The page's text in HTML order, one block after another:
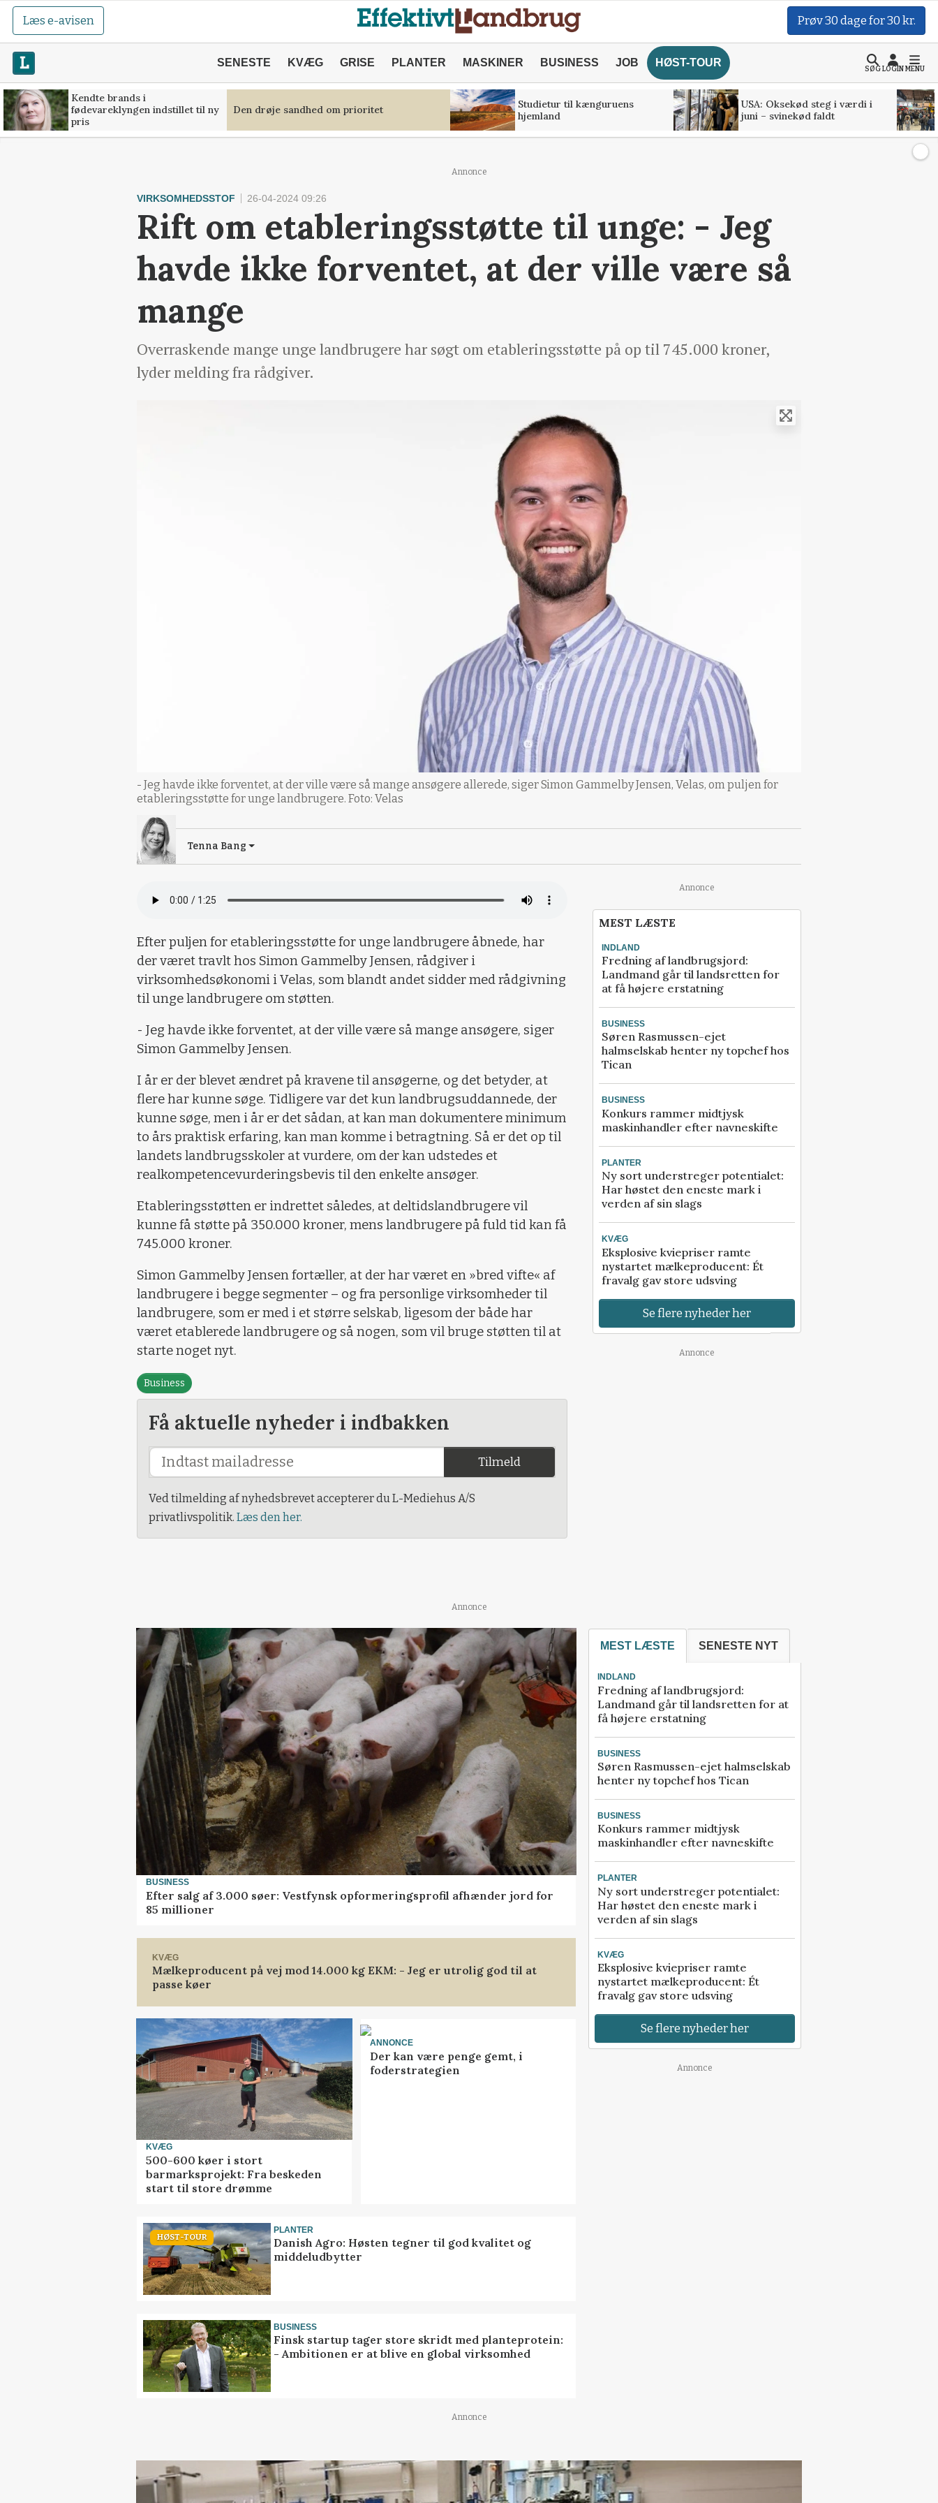
Læs e-avisen Prøv 30 dage for 30 kr.
SENESTE KVÆG GRISE PLANTER MASKINER BUSINESS JOB HØST-TOUR
SØGLOGINMENU
Kendte brands i
fødevareklyngen indstillet til ny
pris
Den drøje sandhed om prioritet
Studietur til kænguruens
hjemland
USA: Oksekød steg i værdi i
juni – svinekød faldt
Annonce
VIRKSOMHEDSSTOF 26-04-2024 09:26
Rift om etableringsstøtte til unge: - Jeg
havde ikke forventet, at der ville være så
mange
Overraskende mange unge landbrugere har søgt om etableringsstøtte på op til 745.000 kroner,
lyder melding fra rådgiver.
- Jeg havde ikke forventet, at der ville være så mange ansøgere allerede, siger Simon Gammelby Jensen, Velas, om puljen for
etableringsstøtte for unge landbrugere. Foto: Velas
Tenna Bang
Efter puljen for etableringsstøtte for unge landbrugere åbnede, har
der været travlt hos Simon Gammelby Jensen, rådgiver i
virksomhedsøkonomi i Velas, som blandt andet sidder med rådgivning
til unge landbrugere om støtten.
- Jeg havde ikke forventet, at der ville være så mange ansøgere, siger
Simon Gammelby Jensen.
I år er der blevet ændret på kravene til ansøgerne, og det betyder, at
flere har kunne søge. Tidligere var det kun landbrugsuddannede, der
kunne søge, men i år er det sådan, at kan man dokumentere minimum
to års praktisk erfaring, kan man komme i betragtning. Så er det op til
landets landbrugsskoler at vurdere, om der kan udstedes et
realkompetencevurderingsbevis til den enkelte ansøger.
Etableringsstøtten er indrettet således, at deltidslandbrugere vil
kunne få støtte på 350.000 kroner, mens landbrugere på fuld tid kan få
745.000 kroner.
Simon Gammelby Jensen fortæller, at der har været en »bred vifte« af
landbrugere i begge segmenter – og fra personlige virksomheder til
landbrugere, som er med i et større selskab, ligesom der både har
været etablerede landbrugere og så nogen, som vil bruge støtten til at
starte noget nyt.
Business
Få aktuelle nyheder i indbakken
Tilmeld
Ved tilmelding af nyhedsbrevet accepterer du L-Mediehus A/S
privatlivspolitik. Læs den her.
Annonce
MEST LÆSTE
INDLAND
Fredning af landbrugsjord:
Landmand går til landsretten for
at få højere erstatning
BUSINESS
Søren Rasmussen-ejet
halmselskab henter ny topchef hos
Tican
BUSINESS
Konkurs rammer midtjysk
maskinhandler efter navneskifte
PLANTER
Ny sort understreger potentialet:
Har høstet den eneste mark i
verden af sin slags
KVÆG
Eksplosive kviepriser ramte
nystartet mælkeproducent: Ét
fravalg gav store udsving
Se flere nyheder her
Annonce
Annonce
BUSINESS
Efter salg af 3.000 søer: Vestfynsk opformeringsprofil afhænder jord for
85 millioner
KVÆG
Mælkeproducent på vej mod 14.000 kg EKM: - Jeg er utrolig god til at
passe køer
KVÆG
500-600 køer i stort
barmarksprojekt: Fra beskeden
start til store drømme
ANNONCE
Der kan være penge gemt, i
foderstrategien
HØST-TOUR
PLANTER
Danish Agro: Høsten tegner til god kvalitet og
middeludbytter
BUSINESS
Finsk startup tager store skridt med planteprotein:
- Ambitionen er at blive en global virksomhed
MEST LÆSTE SENESTE NYT
INDLAND
Fredning af landbrugsjord:
Landmand går til landsretten for at
få højere erstatning
BUSINESS
Søren Rasmussen-ejet halmselskab
henter ny topchef hos Tican
BUSINESS
Konkurs rammer midtjysk
maskinhandler efter navneskifte
PLANTER
Ny sort understreger potentialet:
Har høstet den eneste mark i
verden af sin slags
KVÆG
Eksplosive kviepriser ramte
nystartet mælkeproducent: Ét
fravalg gav store udsving
Se flere nyheder her
Annonce
Annonce